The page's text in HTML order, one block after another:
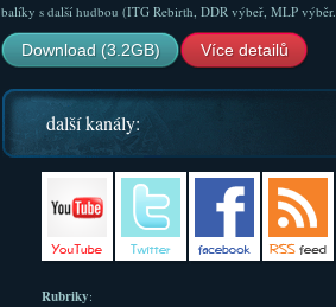
balíky s další hudbou (ITG Rebirth, DDR výbeř, MLP
Download (3.2GB) Více detailů
další kanály:
Rubriky: